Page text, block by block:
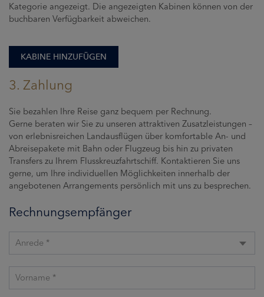
Kategorie angezeigt. Die angezeigten Kabinen können von der
buchbaren Verfügbarkeit abweichen.
KABINE HINZUFÜGEN
3. Zahlung
Sie bezahlen Ihre Reise ganz bequem per Rechnung.
Gerne beraten wir Sie zu unseren attraktiven Zusatzleistungen –
von erlebnisreichen Landausflügen über komfortable An- und
Abreisepakete mit Bahn oder Flugzeug bis hin zu privaten
Transfers zu Ihrem Flusskreuzfahrtschiff. Kontaktieren Sie uns
gerne, um Ihre individuellen Möglichkeiten innerhalb der
angebotenen Arrangements persönlich mit uns zu besprechen.
Rechnungsempfänger
Anrede *
Vorname *